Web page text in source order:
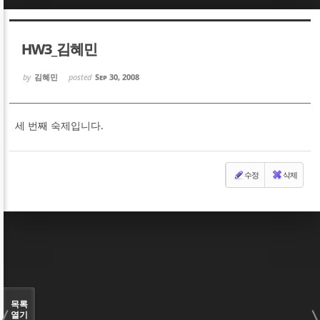
HW3_김혜민
by 김혜민 posted Sep 30, 2008
세 번째 숙제입니다.
수정 삭제
목록
열기
Sketchbook5, 스케치북5
Sketchbook5, 스케치북5
Sketchbook5, 스케치북5
Sketchbook5, 스케치북5